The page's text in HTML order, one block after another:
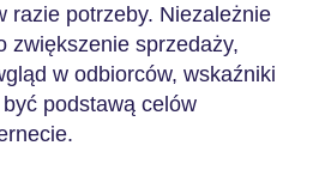
razie potrzeby. Niezależnie
zwiększenie sprzedaży,
w odbiorców, wskaźniki
podstawą celów